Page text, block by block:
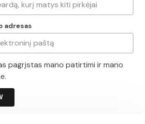
adresas
pagrįstas mano patirtimi ir mano